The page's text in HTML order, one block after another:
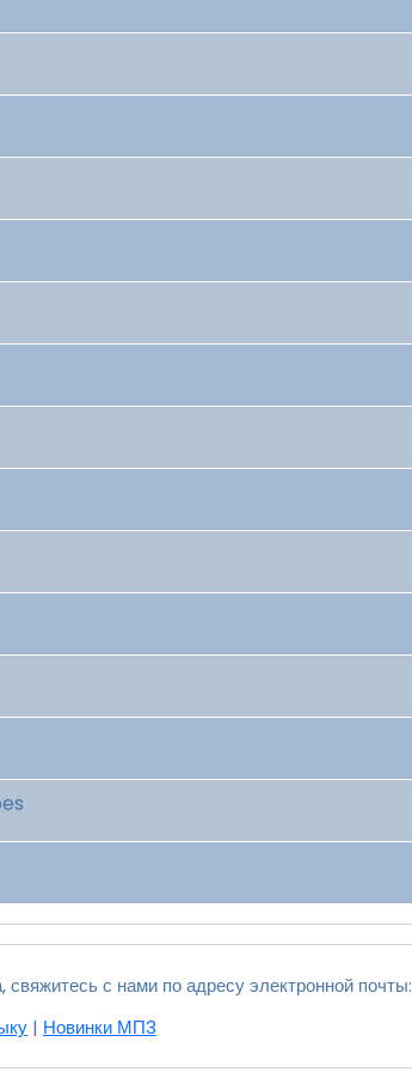
с нами по адресу электронной почты:
| Новинки МП3